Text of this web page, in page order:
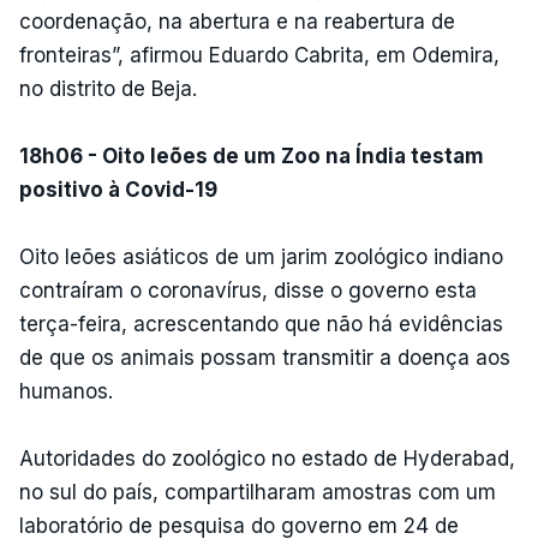
coordenação, na abertura e na reabertura de
fronteiras”, afirmou Eduardo Cabrita, em Odemira,
no distrito de Beja.
18h06 - Oito leões de um Zoo na Índia testam
positivo à Covid-19
Oito leões asiáticos de um jarim zoológico indiano
contraíram o coronavírus, disse o governo esta
terça-feira, acrescentando que não há evidências
de que os animais possam transmitir a doença aos
humanos.
Autoridades do zoológico no estado de Hyderabad,
no sul do país, compartilharam amostras com um
laboratório de pesquisa do governo em 24 de